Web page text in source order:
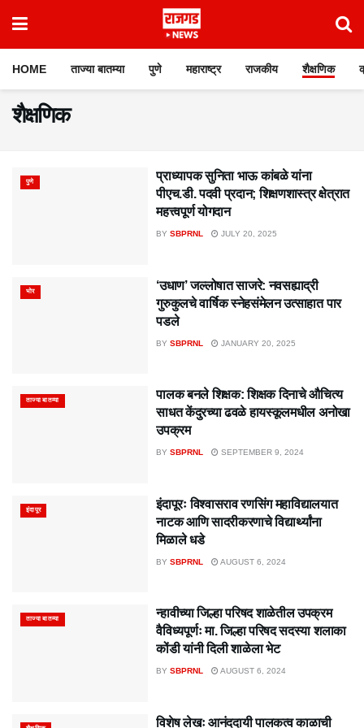
HOME ताज्या बातम्या पुणे महाराष्ट्र राजकीय शैक्षणिक
शैक्षणिक
पुणे
प्राध्यापक सुनिता भाऊ कांबळे यांना
पीएच.डी. पदवी प्रदान; शिक्षणशास्त्र क्षेत्रात
महत्त्वपूर्ण योगदान
BY SBPRNL JULY 20, 2025
भोर
‘उधाण’ जल्लोषात साजरे: नवसह्याद्री
गुरुकुलचे वार्षिक स्नेहसंमेलन उत्साहात पार
पडले
BY SBPRNL JANUARY 20, 2025
ताज्या बातम्या
पालक बनले शिक्षक: शिक्षक दिनाचे औचित्य
साधत केंदुरच्या ढवळे हायस्कूलमधील अनोखा
उपक्रम
BY SBPRNL SEPTEMBER 9, 2024
इंदापूर
इंदापूरः विश्वासराव रणसिंग महाविद्यालयात
नाटक आणि सादरीकरणाचे विद्यार्थ्यांना
मिळाले धडे
BY SBPRNL AUGUST 6, 2024
ताज्या बातम्या
न्हावीच्या जिल्हा परिषद शाळेतील उपक्रम
वैविध्यपूर्णः मा. जिल्हा परिषद सदस्या शलाका
कोंडी यांनी दिली शाळेला भेट
BY SBPRNL AUGUST 6, 2024
विशेष लेखः आनंददायी पालकत्व काळाची